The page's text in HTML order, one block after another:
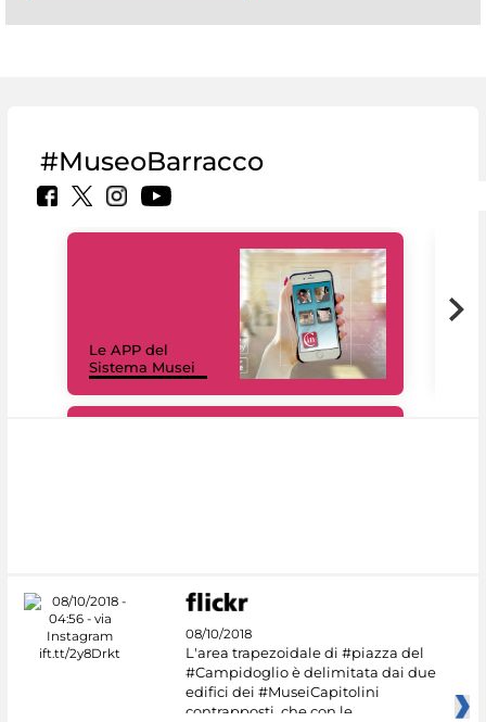
#MuseoBarracco
Le APP del
Sistema Musei
08/10/2018
L'area trapezoidale di #piazza del
#Campidoglio è delimitata dai due
edifici dei #MuseiCapitolini
contrapposti, che con le